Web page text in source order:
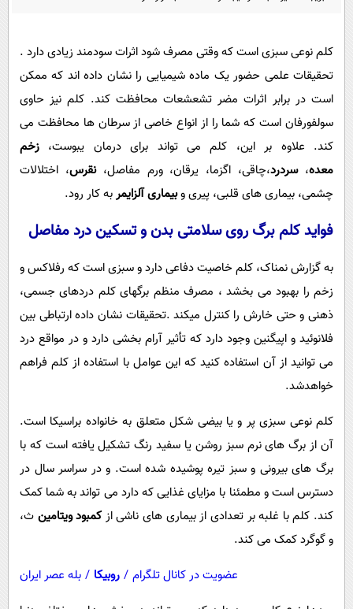
حوادث
محیط زیست
سلامت
اجتماعی
حیات وحش
سیاست خارجی
پیامک
دانلود
کلم نوعی سبزی است که وقتی مصرف شود اثرات سودمند زیادی دارد .
تحقیقات علمی حضور یک ماده شیمیایی را نشان داده اند که ممکن
است در برابر اثرات مضر تشعشعات محافظت کند. کلم نیز حاوی
سولفورفان است که شما را از انواع خاصی از سرطان ها محافظت می
کند. علاوه بر این، کلم می تواند برای درمان یبوست، زخم
معده،سردرد،چاقی، اگزما، یرقان، ورم مفاصل،نقرس، اختلالات
چشمی، بیماری های قلبی، پیری وبیماری آلزایمر به کار رود.
فواید کلم برگ روی سلامتی بدن و تسکین درد مفاصل
به گزارش نمناک، کلم خاصیت دفاعی دارد و سبزی است که رفلاکس و
زخم را بهبود می بخشد ، مصرف منظم برگهای کلم دردهای جسمی،
ذهنی و حتی خارش را کنترل میکند .تحقیقات نشان داده ارتباطی بین
فلانوئید و اپیگنین وجود دارد که تأثیر آرام بخشی دارد و در مواقع درد
می توانید از آن استفاده کنید که این عوامل با استفاده از کلم فراهم
خواهدشد.
کلم نوعی سبزی پر و یا بیضی شکل متعلق به خانواده براسیکا است.
آن از برگ های نرم سبز روشن یا سفید رنگ تشکیل یافته است که با
برگ های بیرونی و سبز تیره پوشیده شده است. و در سراسر سال در
دسترس است و مطمئنا با مزایای غذایی که دارد می تواند به شما کمک
کند. کلم با غلبه بر تعدادی از بیماری های ناشی ازکمبود ویتامین ث،
و گوگرد کمک می کند.
عضویت در کانال تلگرام / روبیکا / بله عصر ایران